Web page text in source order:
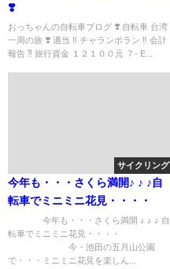
❣️
おっちゃんの自転車ブログ ❣️ 自転車 台湾
一周の旅 ❣️ 適当 ‼︎ チャランポラン ‼︎ 会計
報告 ⁈ 旅行資金 １２１００元 ７- E...
サイクリング
今年も・・・さくら満開♪ ♪ ♪自
転車でミニミニ花見・・・・
今年も・・・さくら満開 ♪ ♪ ♪ 自
転車でミニミニ花見・・・・
今・池田の五月山公園
で・・・ミニミニ花見を楽しん...